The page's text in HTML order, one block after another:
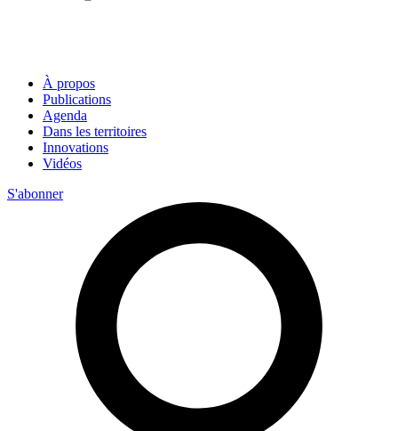
À propos
Publications
Agenda
Dans les territoires
Innovations
Vidéos
S'abonner